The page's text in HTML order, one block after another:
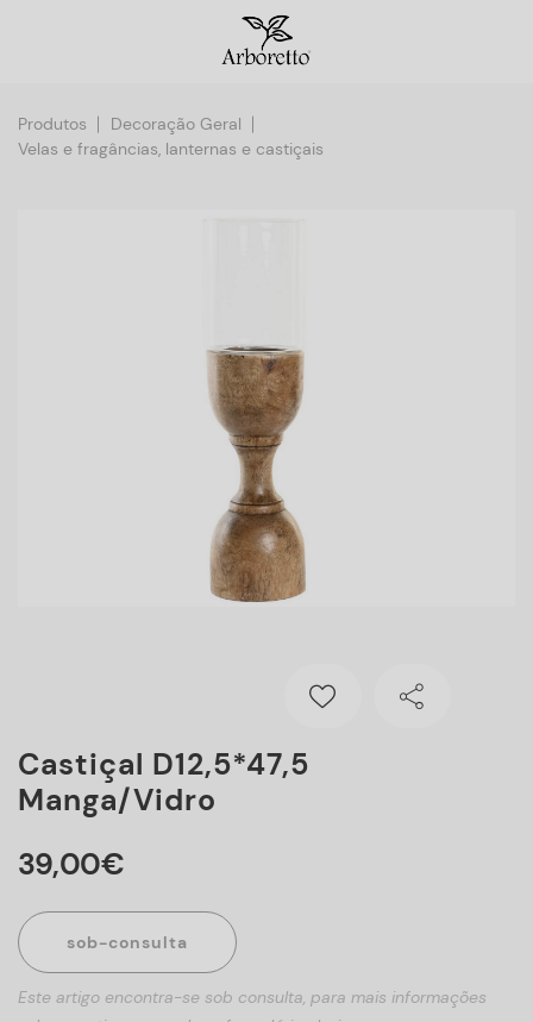
Produtos
Decoração Geral
Velas e fragâncias, lanternas e castiçais
Castiçal D12,5*47,5
Manga/vidro
39,00€
sob-consulta
Este artigo encontra-se sob consulta, para mais informações